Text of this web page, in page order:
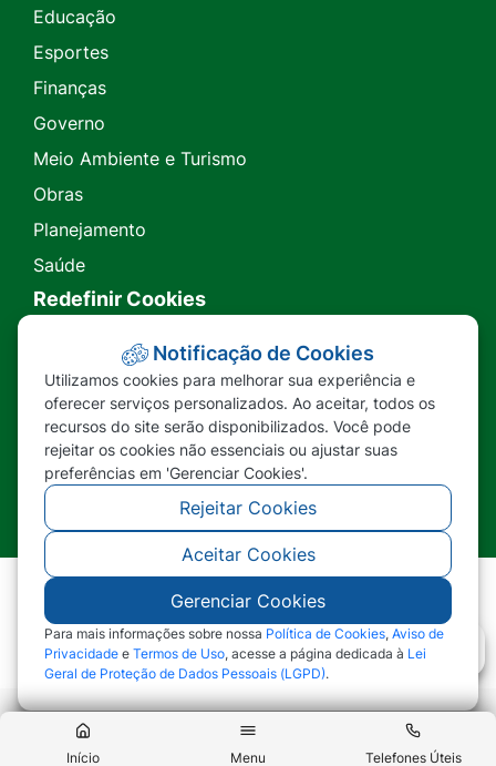
Início Menu Telefones Úteis
Educação
Esportes
Finanças
Governo
Meio Ambiente e Turismo
Obras
Planejamento
Saúde
Redefinir Cookies
Transparência
Ouvidoria
SIC
©2026 - Prefeitura Municipal de Nova Lacerda -
MT - Todos os direitos reservados
Notificação de Cookies
Utilizamos cookies para melhorar sua experiência e
oferecer serviços personalizados. Ao aceitar, todos os
recursos do site serão disponibilizados. Você pode
rejeitar os cookies não essenciais ou ajustar suas
preferências em 'Gerenciar Cookies'.
Rejeitar Cookies
Aceitar Cookies
Gerenciar Cookies
Para mais informações sobre nossa Política de Cookies, Aviso de
Privacidade e Termos de Uso, acesse a página dedicada à Lei
Geral de Proteção de Dados Pessoais (LGPD).